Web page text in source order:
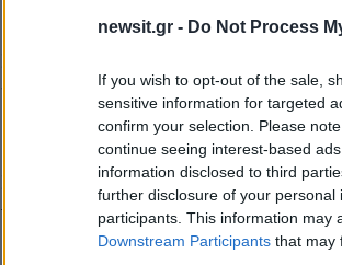
newsit.gr - Do Not Process
If you wish to opt-out of the sale,
sensitive information for targeted
confirm your selection. Please
continue seeing interest-based
information disclosed to third
further disclosure of your personal
participants. This information may
Downstream Participants that may
να καυγαδίζει έντονα και κάποια
καυγάς να μετατραπεί σε
Στο σημείο κλήθηκαν
τουλάχιστον άτομα και τα